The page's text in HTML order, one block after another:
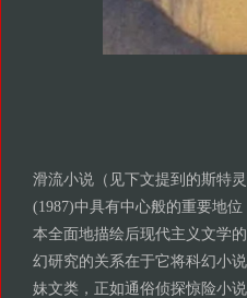
滑流小说（见下文提到的斯特
(1987)中具有中心般的重要地
本全面地描绘后现代主义文学
幻研究的关系在于它将科幻小
妹文类，正如通俗侦探惊险小